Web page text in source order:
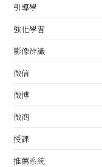
引導學
強化學習
影像辨識
微信
微博
微商
授課
推薦系統